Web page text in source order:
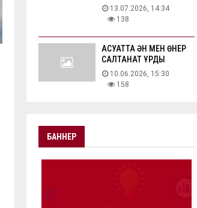
13.07.2026, 14:34
138
АҚСУАТТА ӘН МЕН ӨНЕР
САЛТАНАТ ҚҰРДЫ
10.06.2026, 15:30
158
БАННЕР